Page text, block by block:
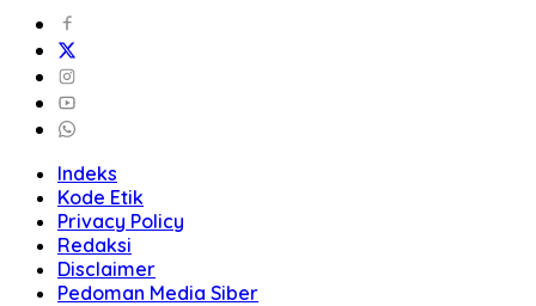
Indeks
Kode Etik
Privacy Policy
Redaksi
Disclaimer
Pedoman Media Siber